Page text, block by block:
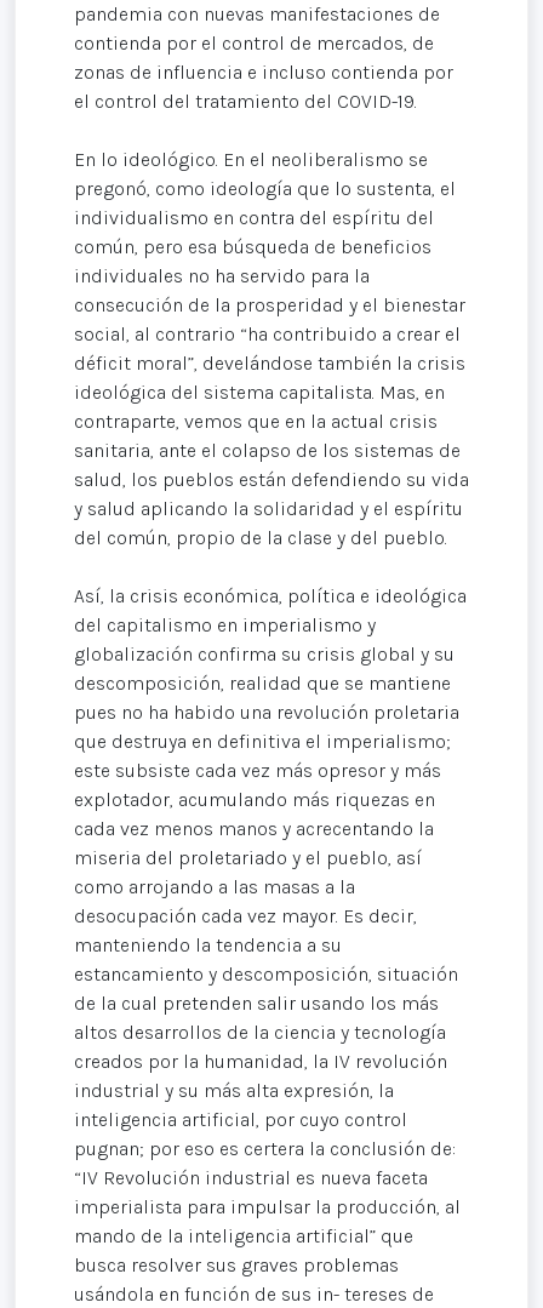
pandemia con nuevas manifestaciones de
contienda por el control de mercados, de
zonas de influencia e incluso contienda por
el control del tratamiento del COVID-19.
En lo ideológico. En el neoliberalismo se
pregonó, como ideología que lo sustenta, el
individualismo en contra del espíritu del
común, pero esa búsqueda de beneficios
individuales no ha servido para la
consecución de la prosperidad y el bienestar
social, al contrario “ha contribuido a crear el
déficit moral”, develándose también la crisis
ideológica del sistema capitalista. Mas, en
contraparte, vemos que en la actual crisis
sanitaria, ante el colapso de los sistemas de
salud, los pueblos están defendiendo su vida
y salud aplicando la solidaridad y el espíritu
del común, propio de la clase y del pueblo.
Así, la crisis económica, política e ideológica
del capitalismo en imperialismo y
globalización confirma su crisis global y su
descomposición, realidad que se mantiene
pues no ha habido una revolución proletaria
que destruya en definitiva el imperialismo;
este subsiste cada vez más opresor y más
explotador, acumulando más riquezas en
cada vez menos manos y acrecentando la
miseria del proletariado y el pueblo, así
como arrojando a las masas a la
desocupación cada vez mayor. Es decir,
manteniendo la tendencia a su
estancamiento y descomposición, situación
de la cual pretenden salir usando los más
altos desarrollos de la ciencia y tecnología
creados por la humanidad, la IV revolución
industrial y su más alta expresión, la
inteligencia artificial, por cuyo control
pugnan; por eso es certera la conclusión de:
“IV Revolución industrial es nueva faceta
imperialista para impulsar la producción, al
mando de la inteligencia artificial” que
busca resolver sus graves problemas
usándola en función de sus in- tereses de